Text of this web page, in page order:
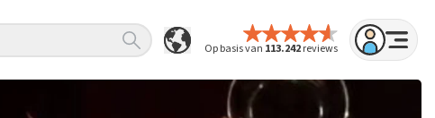
Op basis van 113.242reviews